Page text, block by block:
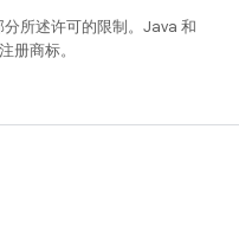
分所述许可的限制。Java 和
册商标。